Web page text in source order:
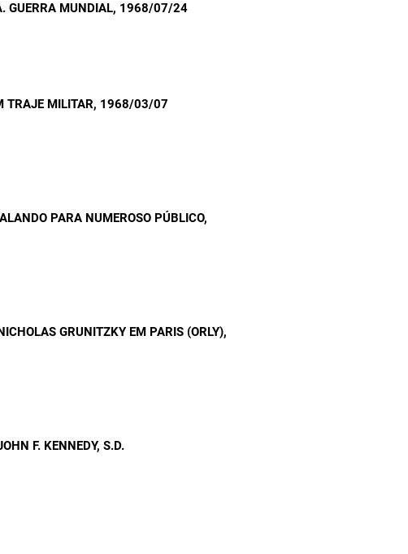
GUERRA MUNDIAL, 1968/07/24
TRAJE MILITAR, 1968/03/07
PARA NUMEROSO PÚBLICO,
GRUNITZKY EM PARIS (ORLY),
F. KENNEDY, S.D.